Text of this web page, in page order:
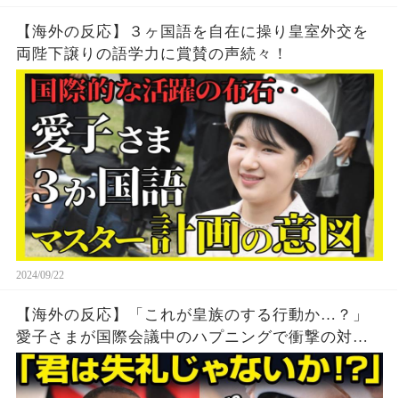
【海外の反応】３ヶ国語を自在に操り皇室外交を
両陛下譲りの語学力に賞賛の声続々！
2024/09/22
【海外の反応】「これが皇族のする行動か…？」
愛子さまが国際会議中のハプニングで衝撃の対
応！世界中が言葉を失うことに…